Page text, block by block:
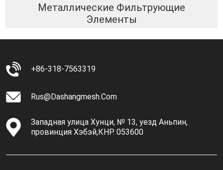
Металлические Фильтрующие
Элементы
+86-318-7563319
Rus@dashangmesh.com
Западная улица Хунци, № 13, уезд Аньпин,
провинция Хэбэй,КНР. 053600